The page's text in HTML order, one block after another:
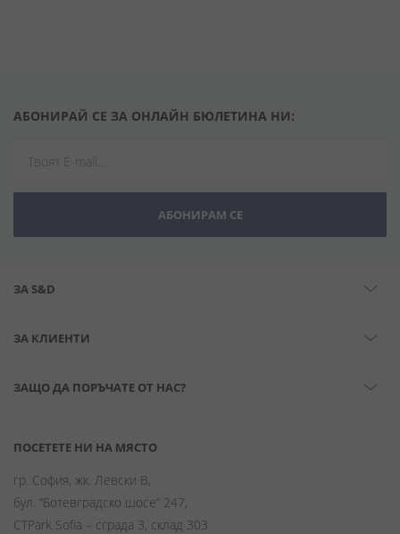
АБОНИРАЙ СЕ ЗА ОНЛАЙН БЮЛЕТИНА НИ:
АБОНИРАМ СЕ
ЗА S&D
ЗА КЛИЕНТИ
ЗАЩО ДА ПОРЪЧАТЕ ОТ НАС?
ПОСЕТЕТЕ НИ НА МЯСТО
гр. София, жк. Левски В,
бул. “Ботевградско шосе” 247,
CTPark Sofia – сграда 3, склад 303